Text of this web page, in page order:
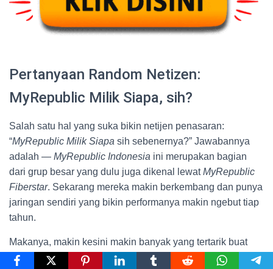
Pertanyaan Random Netizen:
MyRepublic Milik Siapa, sih?
Salah satu hal yang suka bikin netijen penasaran:
“MyRepublic Milik Siapa sih sebenernya?” Jawabannya
adalah — MyRepublic Indonesia ini merupakan bagian
dari grup besar yang dulu juga dikenal lewatMyRepublic
Fiberstar. Sekarang mereka makin berkembang dan punya
jaringan sendiri yang bikin performanya makin ngebut tiap
tahun.
Makanya, makin kesini makin banyak yang tertarik buat
MyRepublic Langganan
. Dari yang awalnya cuma coba-